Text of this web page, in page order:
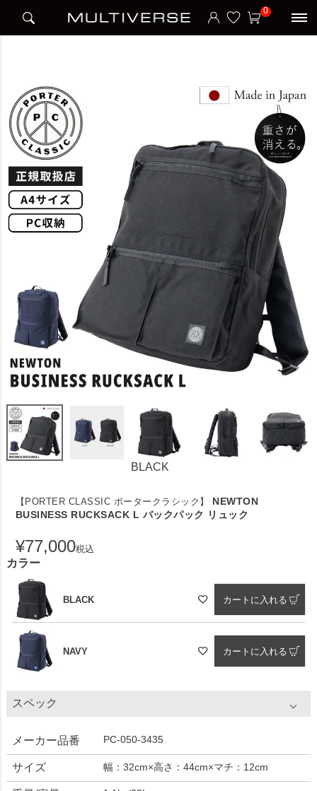
0
NEWTON BUSINESS RUCKSACK L バックパック リュック
BLACK
【PORTER CLASSIC ポータークラシック】
NEWTON
BUSINESS RUCKSACK L バックパック リュック
¥77,000税込
カラー
BLACK カートに入れる
NAVY カートに入れる
スペック
メーカー品番 PC-050-3435
サイズ 幅：32cm×高さ：44cm×マチ：12cm